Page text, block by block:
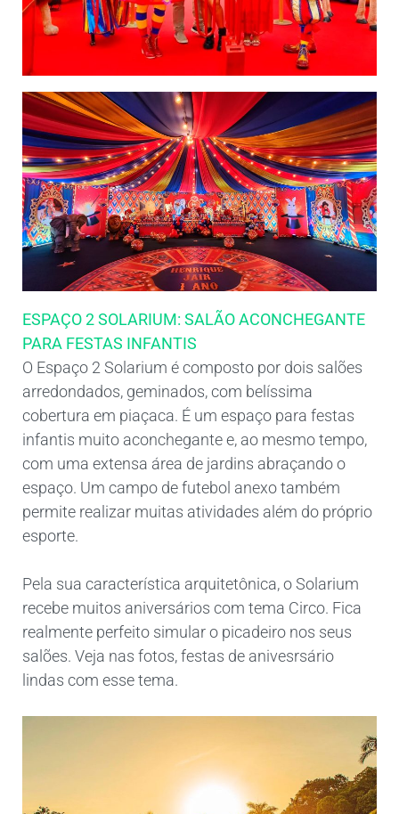
ESPAÇO 2 SOLARIUM: SALÃO ACONCHEGANTE
PARA FESTAS INFANTIS
O Espaço 2 Solarium é composto por dois salões
arredondados, geminados, com belíssima
cobertura em piaçaca. É um espaço para festas
infantis muito aconchegante e, ao mesmo tempo,
com uma extensa área de jardins abraçando o
espaço. Um campo de futebol anexo também
permite realizar muitas atividades além do próprio
esporte.
Pela sua característica arquitetônica, o Solarium
recebe muitos aniversários com tema Circo. Fica
realmente perfeito simular o picadeiro nos seus
salões. Veja nas fotos, festas de anivesrsário
lindas com esse tema.